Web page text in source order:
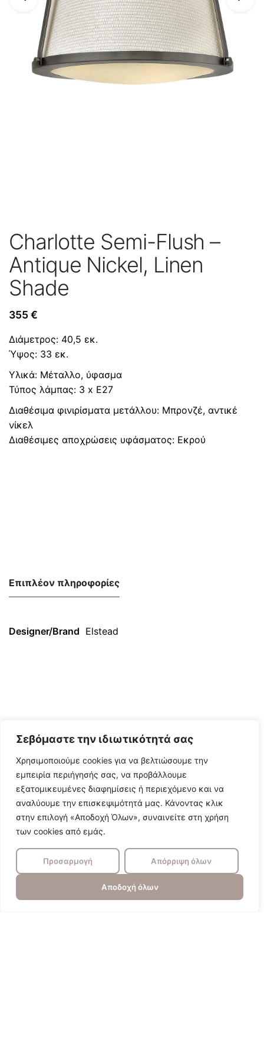
Σεβόμαστε την ιδιωτικότητά σας
Χρησιμοποιούμε cookies για να βελτιώσουμε την
εμπειρία περιήγησής σας, να προβάλλουμε
εξατομικευμένες διαφημίσεις ή περιεχόμενο και να
αναλύουμε την επισκεψιμότητά μας. Κάνοντας κλικ
στην επιλογή «Αποδοχή Όλων», συναινείτε στη χρήση
των cookies από εμάς.
Προσαρμογή Απόρριψη όλων
Αποδοχή όλων
Charlotte Semi-Flush –
Antique Nickel, Linen
Shade
355 €
Διάμετρος: 40,5 εκ.
Ύψος: 33 εκ.
Υλικά: Μέταλλο, ύφασμα
Τύπος λάμπας: 3 x Ε27
Διαθέσιμα φινιρίσματα μετάλλου: Μπρονζέ, αντικέ
νίκελ
Διαθέσιμες αποχρώσεις υφάσματος: Εκρού
Επιπλέον πληροφορίες
Designer/Brand Elstead